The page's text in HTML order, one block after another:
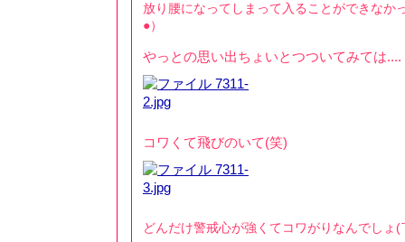
放り腰になってしまって入ることができなか
●）
やっとの思い出ちょいとつついてみては....
コワくて飛びのいて(笑)
どんだけ警戒心が強くてコワがりなんでしょ(